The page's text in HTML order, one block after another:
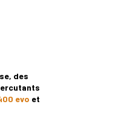
des
evo et